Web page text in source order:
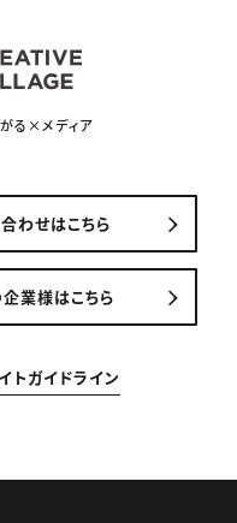
る×メディア
わせはこちら
業様はこちら
トガイドライン